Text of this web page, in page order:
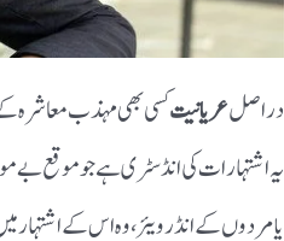
دراصلعریانیتکسی بھی مہذب معاشرہ کے
یہ اشتہارات کی انڈسٹری ہے جو موقع
یا مردوں کے انڈرویئر ، وہ اس کے اشتہار